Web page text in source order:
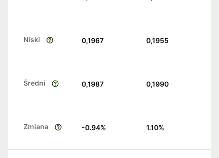
Niski 0,1967 0,1955
Średni 0,1987 0,1990
Zmiana -0.94% 1.10%